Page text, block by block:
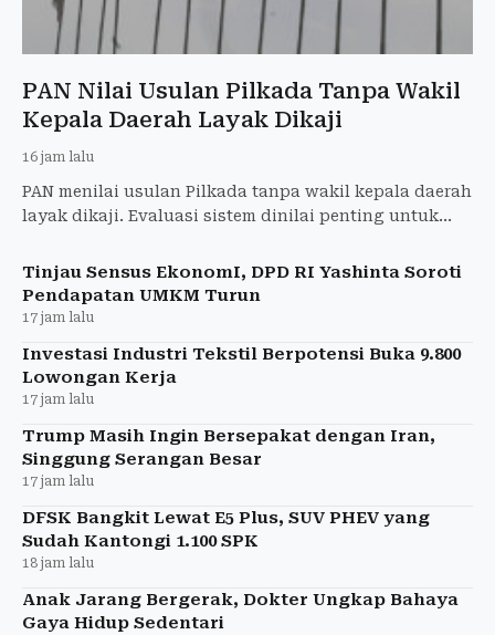
PAN Nilai Usulan Pilkada Tanpa Wakil
Kepala Daerah Layak Dikaji
16 jam lalu
PAN menilai usulan Pilkada tanpa wakil kepala daerah
layak dikaji. Evaluasi sistem dinilai penting untuk
Tinjau Sensus EkonomI, DPD RI Yashinta Soroti
Pendapatan UMKM Turun
17 jam lalu
Investasi Industri Tekstil Berpotensi Buka 9.800
Lowongan Kerja
17 jam lalu
Trump Masih Ingin Bersepakat dengan Iran,
Singgung Serangan Besar
17 jam lalu
DFSK Bangkit Lewat E5 Plus, SUV PHEV yang
Sudah Kantongi 1.100 SPK
18 jam lalu
Anak Jarang Bergerak, Dokter Ungkap Bahaya
Gaya Hidup Sedentari